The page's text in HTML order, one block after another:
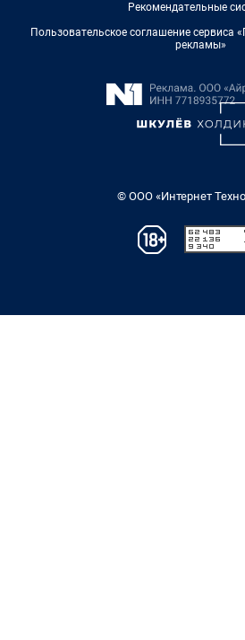
Рекомендательные
Пользовательское соглашение сервиса
рекламы»
© ООО «Интернет